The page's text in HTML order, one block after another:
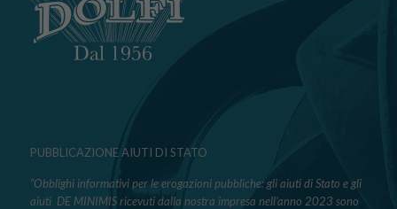
PUBBLICAZIONE AIUTI DI STATO
“Obblighi informativi per le erogazioni pubbliche: gli aiuti di Stato e gli
aiuti DE MINIMIS ricevuti dalla nostra impresa nell’anno 2023 sono